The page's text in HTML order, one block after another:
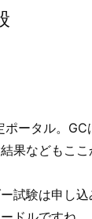
ポータル。GC
果などもこ
試験は申し込